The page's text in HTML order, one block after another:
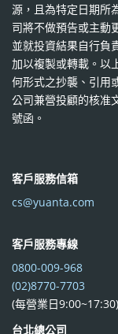
源，且為特定日期所
司將不做預告或主動
並就投資結果自行負
加以複製或轉載。以
何形式之抄襲、引用
公司兼營投顧的核准
號函。
客戶服務信箱
cs@yuanta.com
客戶服務專線
0800-009-968
(02)8770-7703
(每營業日9:00~17:30)
台北總公司